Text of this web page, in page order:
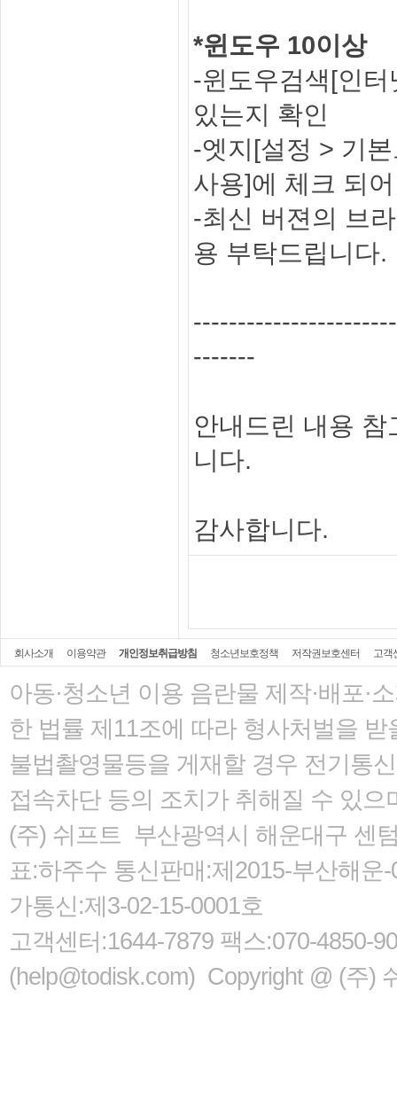
*윈도우 10이상
-윈도우검색[인
있는지 확인
-엣지[설정 > 기
사용]에 체크 되
-최신 버젼의 브
용 부탁드립니다.
-------
안내드린 내용
니다.
감사합니다.
회사소개 이용약관 개인정보취급방침 청소년보호정책 저작권보호센터 고객
아동·청소년 이용 음란물 제작·배포·
한 법률 제11조에 따라 형사처벌을 받
불법촬영물등을 게재할 경우 전기통
접속차단 등의 조치가 취해질 수 있으
(주) 쉬프트 부산광역시 해운대구 센
표:하주수 통신판매:제2015-부산해
가통신:제3-02-15-0001호
고객센터:1644-7879 팩스:070-4850-
(help@todisk.com) Copyright @ (주)